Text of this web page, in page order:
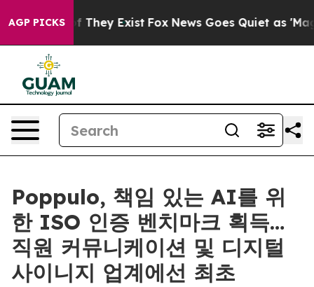
AGP PICKS
no Proof They Exist Fox News Goes Quiet as 'Maga
Poppulo, 책임 있는 AI를 위
한 ISO 인증 벤치마크 획득…
직원 커뮤니케이션 및 디지털
사이니지 업계에선 최초